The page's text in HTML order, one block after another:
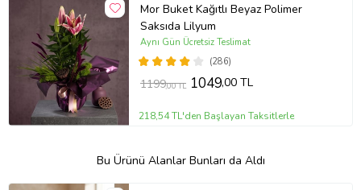
Mor Buket Kağıtlı Beyaz Polimer
Saksıda Lilyum
(286)
Aynı Gün Ücretsiz Teslimat
1199,00 TL 1049,00 TL
218,54 TL'den Başlayan Taksitlerle
Bu Ürünü Alanlar Bunları da Aldı